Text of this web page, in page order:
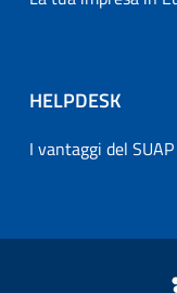
HELPDESK
I vantaggi del